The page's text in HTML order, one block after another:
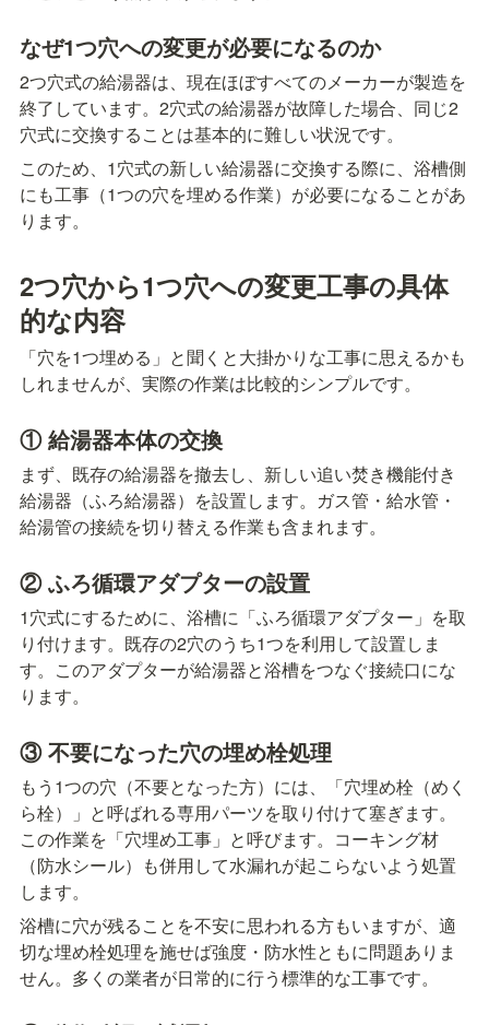
なぜ1つ穴への変更が必要になるのか
2つ穴式の給湯器は、現在ほぼすべてのメーカーが製造を
終了しています。2穴式の給湯器が故障した場合、同じ2
穴式に交換することは基本的に難しい状況です。
このため、1穴式の新しい給湯器に交換する際に、浴槽側
にも工事（1つの穴を埋める作業）が必要になることがあ
ります。
2つ穴から1つ穴への変更工事の具体
的な内容
「穴を1つ埋める」と聞くと大掛かりな工事に思えるかも
しれませんが、実際の作業は比較的シンプルです。
① 給湯器本体の交換
まず、既存の給湯器を撤去し、新しい追い焚き機能付き
給湯器（ふろ給湯器）を設置します。ガス管・給水管・
給湯管の接続を切り替える作業も含まれます。
② ふろ循環アダプターの設置
1穴式にするために、浴槽に「ふろ循環アダプター」を取
り付けます。既存の2穴のうち1つを利用して設置しま
す。このアダプターが給湯器と浴槽をつなぐ接続口にな
ります。
③ 不要になった穴の埋め栓処理
もう1つの穴（不要となった方）には、「穴埋め栓（めく
ら栓）」と呼ばれる専用パーツを取り付けて塞ぎます。
この作業を「穴埋め工事」と呼びます。コーキング材
（防水シール）も併用して水漏れが起こらないよう処置
します。
浴槽に穴が残ることを不安に思われる方もいますが、適
切な埋め栓処理を施せば強度・防水性ともに問題ありま
せん。多くの業者が日常的に行う標準的な工事です。